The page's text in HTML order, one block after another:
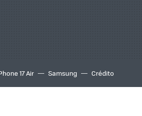
17 Air Samsung
Crédito